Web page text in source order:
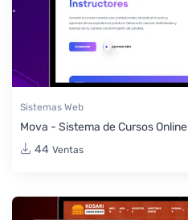
Sistemas Web
Mova - Sistema de Cursos Online
44 Ventas